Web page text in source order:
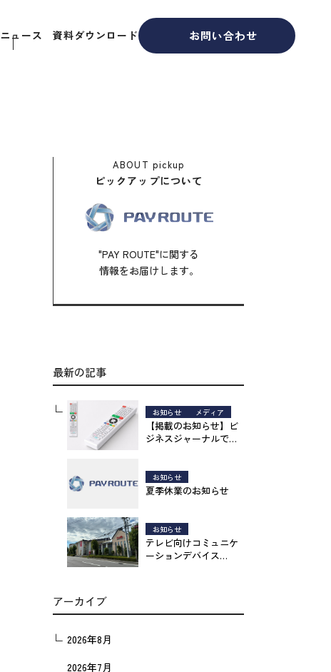
ニュース 資料ダウンロード お問い合わせ
ABOUT pickup
ピックアップについて
"PAY ROUTE"に関する
情報をお届けします。
最新の記事
お知らせ メディア
【掲載のお知らせ】ビ
ジネスジャーナルで
介いただきました。
お知らせ
夏季休業のお知らせ
お知らせ
テレビ向けコミュニケ
ーションデバイス
アーカイブ
2026年8月
2026年7月